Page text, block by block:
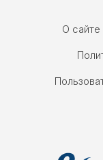
О сайте